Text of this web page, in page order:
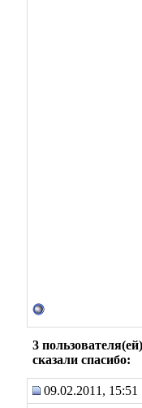
3 пользователя(ей)
сказали cпасибо:
09.02.2011, 15:51